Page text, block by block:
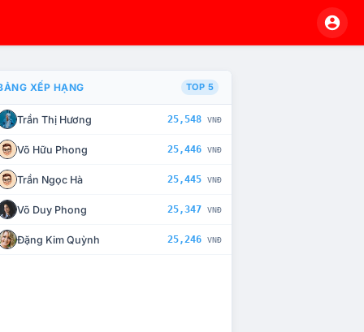
CHẾ TÀI XỬ LÝ VI PHẠM
XẾP HẠNG TOP 5
Trần Thị Hương 25,548 VNĐ
Võ Hữu Phong 25,446 VNĐ
Trần Ngọc Hà 25,445 VNĐ
Võ Duy Phong 25,347 VNĐ
Đặng Kim Quỳnh 25,246 VNĐ